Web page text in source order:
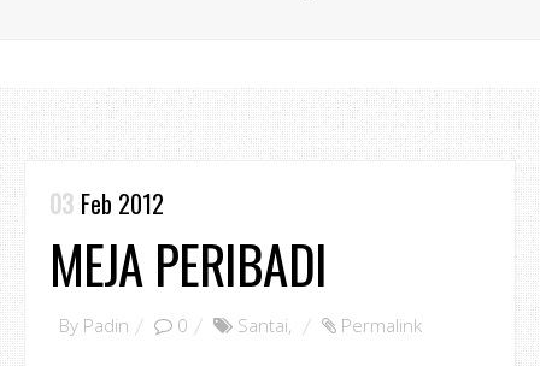
03 Feb 2012
MEJA PERIBADI
By Padin 0 Santai, Permalink